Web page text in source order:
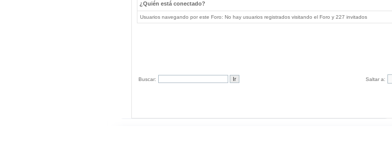
¿Quién está conectado?
Usuarios navegando por este Foro: No hay usuarios registrados visitando el Foro y 227 invitados
Buscar: Saltar a: